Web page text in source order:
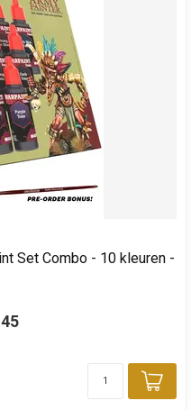
Set Combo - 10 kleuren -